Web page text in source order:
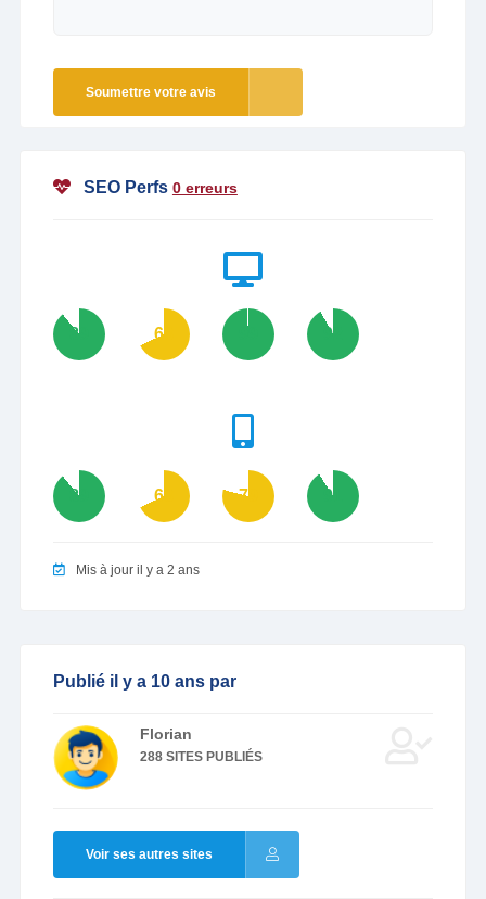
Soumettre votre avis
SEO Perfs 0 erreurs
89 68 92
89 68 79 91
Mis à jour il y a 2 ans
Publié il y a 10 ans par
Florian
288 SITES PUBLIÉS
Voir ses autres sites